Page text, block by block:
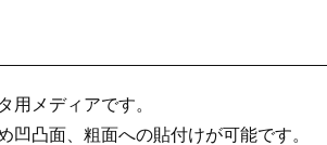
用メディアです。
凹凸面、粗面への貼付けが可能です。